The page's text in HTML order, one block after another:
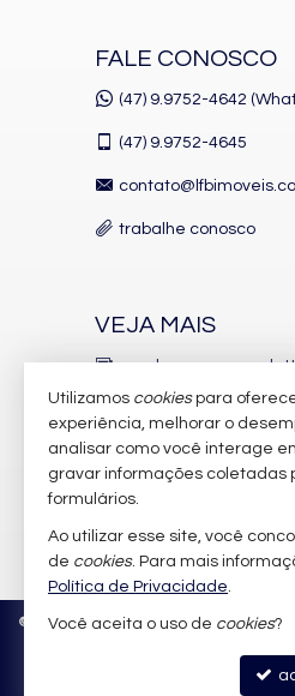
FALE CONOSCO
(47) 9.9752-4642
(47) 9.9752-4645
trabalhe conosco
VEJA MAIS
receba nosso
indicadores
cadastre seu imóvel
imóveis favoritos
mapa de imóveis
© 2026 CRECI/SC 6.388-J Política de
Utilizamos cookiespara
experiência, melhorar o
analisar como você interage
gravar informações coletadas
formulários.
Ao utilizar esse site, você
de cookies. Para mais
Política de Privacidade.
Você aceita o uso de cookies?